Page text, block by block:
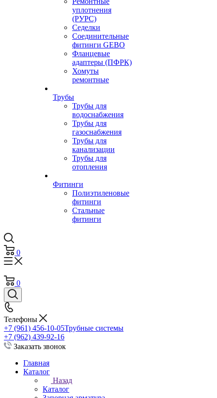
уплотнения
(РУРС)
Седелки
Соединительные
фитинги GEBO
Фланцевые
адаптеры (ПФРК)
Хомуты
ремонтные
Трубы
Трубы для
водоснабжения
Трубы для
газоснабжения
Трубы для
канализации
Трубы для
отопления
Фитинги
Полиэтиленовые
фитинги
Стальные
фитинги
0
0
Телефоны
+7 (961) 456-10-05Трубные системы
+7 (962) 439-92-16
Заказать звонок
Главная
Каталог
Назад
Каталог